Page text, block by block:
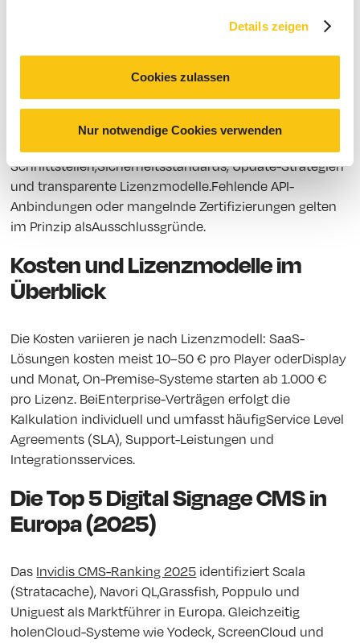
Details zeigen
Cookies zulassen
Nur notwendige Cookies verwenden
Ausschreibungskriterien für
Digital Signage Software
Wer eine professionelle Ausschreibung plant, sollte
objektive und messbare Kriterien definieren. Besonders
Schnittstellen,Sicherheitsstandards, Update-Strategien
und transparente Lizenzmodelle.Fehlende API-
Anbindungen oder mangelnde Zertifizierungen gelten
im Prinzip alsAusschlussgründe.
Kosten und Lizenzmodelle im
Überblick
Die Kosten variieren je nach Lizenzmodell: SaaS-
Lösungen kosten meist 10–50 € pro Player oderDisplay
und Monat, On-Premise-Systeme starten ab 1.000 €
pro Lizenz. BeiEnterprise-Verträgen erfolgt die
Kalkulation individuell und umfasst häufigService Level
Agreements (SLA), Support-Leistungen und
Integrationsservices.
Die Top 5 Digital Signage CMS in
Europa (2025)
Das Invidis CMS-Ranking 2025 identifiziert Scala
(Stratacache), Navori QL,Grassfish, Poppulo und
Uniguest als Marktführer in Europa. Gleichzeitig
holenCloud-Systeme wie Yodeck, ScreenCloud und